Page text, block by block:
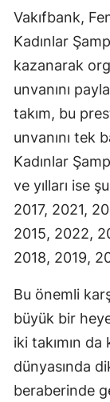
Vakıfbank,
Kadınlar
kazanarak
unvanını
takım, bu
unvanını tek
Kadınlar
ve yılları ise
2017, 2021,
2015, 2022,
2018, 2019,
Bu önemli
büyük bir
iki takımın
dünyasında
beraberinde